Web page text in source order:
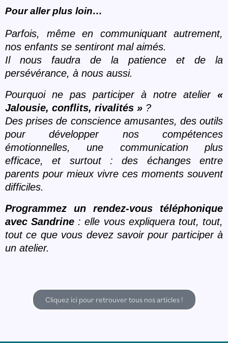
Pour aller plus loin…
Parfois, même en communiquant autrement,
nos enfants se sentiront mal aimés.
Il nous faudra de la patience et de la
persévérance, à nous aussi.
Pourquoi ne pas participer à notre atelier «
Jalousie, conflits, rivalités » ?
Des prises de conscience amusantes, des outils
pour développer nos compétences
émotionnelles, une communication plus
efficace, et surtout : des échanges entre
parents pour mieux vivre ces moments souvent
difficiles.
Programmez un rendez-vous téléphonique
avec Sandrine : elle vous expliquera tout, tout,
tout ce que vous devez savoir pour participer à
un atelier.
Cliquez ici pour retrouver tous nos articles !